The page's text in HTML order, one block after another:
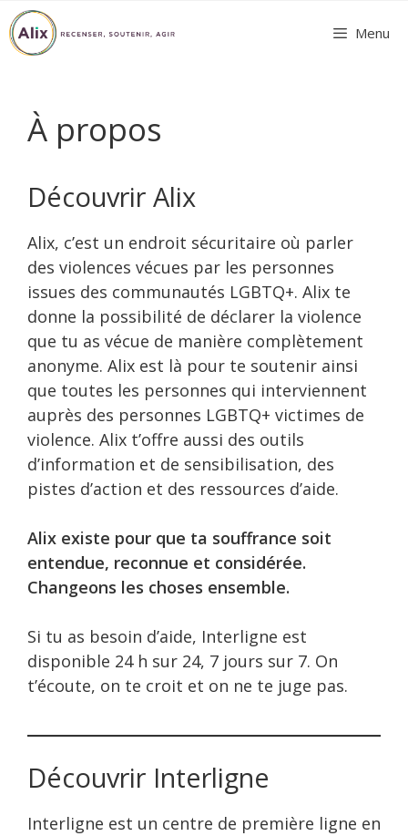
Aller
au
contenu
Menu
À propos
Découvrir Alix
Alix, c’est un endroit sécuritaire où parler
des violences vécues par les personnes
issues des communautés LGBTQ+. Alix te
donne la possibilité de déclarer la violence
que tu as vécue de manière complètement
anonyme. Alix est là pour te soutenir ainsi
que toutes les personnes qui interviennent
auprès des personnes LGBTQ+ victimes de
violence. Alix t’offre aussi des outils
d’information et de sensibilisation, des
pistes d’action et des ressources d’aide.
Alix existe pour que ta souffrance soit
entendue, reconnue et considérée.
Changeons les choses ensemble.
Si tu as besoin d’aide, Interligne est
disponible 24 h sur 24, 7 jours sur 7. On
t’écoute, on te croit et on ne te juge pas.
Découvrir Interligne
Interligne est un centre de première ligne en